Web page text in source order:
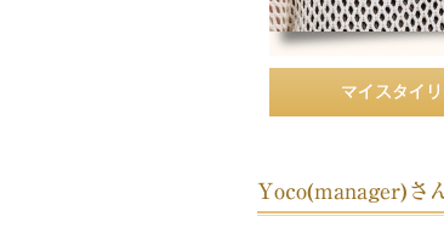
Yoco(manager)さ